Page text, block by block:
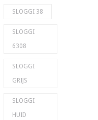
SLOGGI 38
SLOGGI
6308
SLOGGI
GRIJS
SLOGGI
HUID